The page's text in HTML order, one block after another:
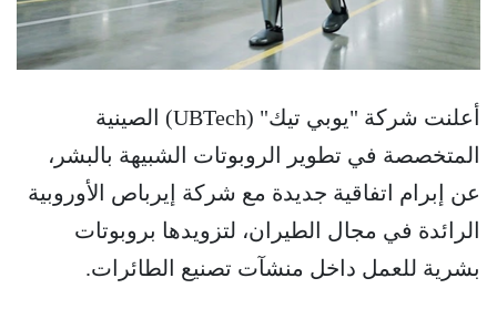
أعلنت شركة "يوبي تيك" (UBTech) الصينية
المتخصصة في تطوير الروبوتات الشبيهة بالبشر،
عن إبرام اتفاقية جديدة مع شركة إيرباص الأوروبية
الرائدة في مجال الطيران، لتزويدها بروبوتات
بشرية للعمل داخل منشآت تصنيع الطائرات.